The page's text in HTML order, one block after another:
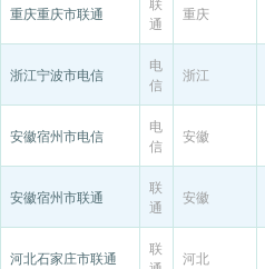
重庆重庆市联通
通
重庆
浙江宁波市电信
电
信
浙江
安徽宿州市电信
电
信
安徽
安徽宿州市联通
联
通
安徽
河北石家庄市联通
联
河北